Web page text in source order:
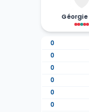
Géorgie
0
0
0
0
0
0